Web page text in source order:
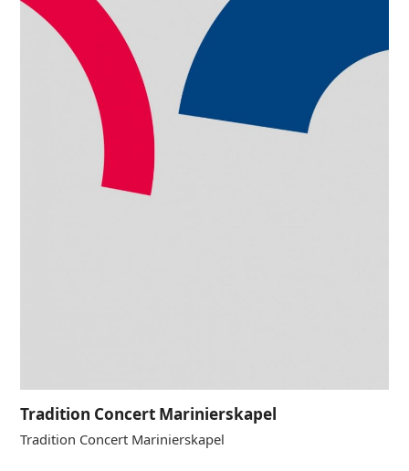
Tradition Concert Marinierskapel
Tradition Concert Marinierskapel